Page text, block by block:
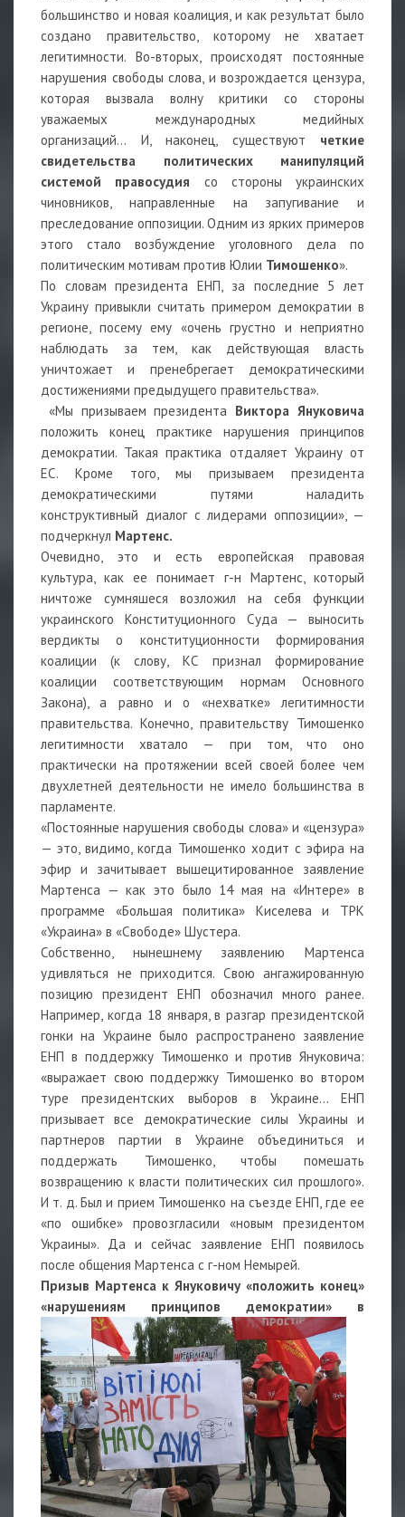
большинство и новая коалиция, и как результат было
создано правительство, которому не хватает
легитимности. Во-вторых, происходят постоянные
нарушения свободы слова, и возрождается цензура,
которая вызвала волну критики со стороны
уважаемых международных медийных
организаций... И, наконец, существуют четкие
свидетельства политических манипуляций
системой правосудия со стороны украинских
чиновников, направленные на запугивание и
преследование оппозиции. Одним из ярких примеров
этого стало возбуждение уголовного дела по
политическим мотивам против Юлии Тимошенко».
По словам президента ЕНП, за последние 5 лет
Украину привыкли считать примером демократии в
регионе, посему ему «очень грустно и неприятно
наблюдать за тем, как действующая власть
уничтожает и пренебрегает демократическими
достижениями предыдущего правительства».
«Мы призываем президента Виктора Януковича
положить конец практике нарушения принципов
демократии. Такая практика отдаляет Украину от
ЕС. Кроме того, мы призываем президента
демократическими путями наладить
конструктивный диалог с лидерами оппозиции», —
подчеркнул Мартенс.
Очевидно, это и есть европейская правовая
культура, как ее понимает г-н Мартенс, который
ничтоже сумняшеся возложил на себя функции
украинского Конституционного Суда — выносить
вердикты о конституционности формирования
коалиции (к слову, КС признал формирование
коалиции соответствующим нормам Основного
Закона), а равно и о «нехватке» легитимности
правительства. Конечно, правительству Тимошенко
легитимности хватало — при том, что оно
практически на протяжении всей своей более чем
двухлетней деятельности не имело большинства в
парламенте.
«Постоянные нарушения свободы слова» и «цензура»
— это, видимо, когда Тимошенко ходит с эфира на
эфир и зачитывает вышецитированное заявление
Мартенса — как это было 14 мая на «Интере» в
программе «Большая политика» Киселева и ТРК
«Украина» в «Свободе» Шустера.
Собственно, нынешнему заявлению Мартенса
удивляться не приходится. Свою ангажированную
позицию президент ЕНП обозначил много ранее.
Например, когда 18 января, в разгар президентской
гонки на Украине было распространено заявление
ЕНП в поддержку Тимошенко и против Януковича:
«выражает свою поддержку Тимошенко во втором
туре президентских выборов в Украине... ЕНП
призывает все демократические силы Украины и
партнеров партии в Украине объединиться и
поддержать Тимошенко, чтобы помешать
возвращению к власти политических сил прошлого».
И т. д. Был и прием Тимошенко на съезде ЕНП, где ее
«по ошибке» провозгласили «новым президентом
Украины». Да и сейчас заявление ЕНП появилось
после общения Мартенса с г-ном Немырей.
Призыв Мартенса к Януковичу «положить конец»
«нарушениям принципов демократии» в